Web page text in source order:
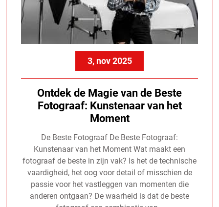
3, nov 2025
Ontdek de Magie van de Beste
Fotograaf: Kunstenaar van het
Moment
De Beste Fotograaf De Beste Fotograaf:
Kunstenaar van het Moment Wat maakt een
fotograaf de beste in zijn vak? Is het de technische
vaardigheid, het oog voor detail of misschien de
passie voor het vastleggen van momenten die
anderen ontgaan? De waarheid is dat de beste